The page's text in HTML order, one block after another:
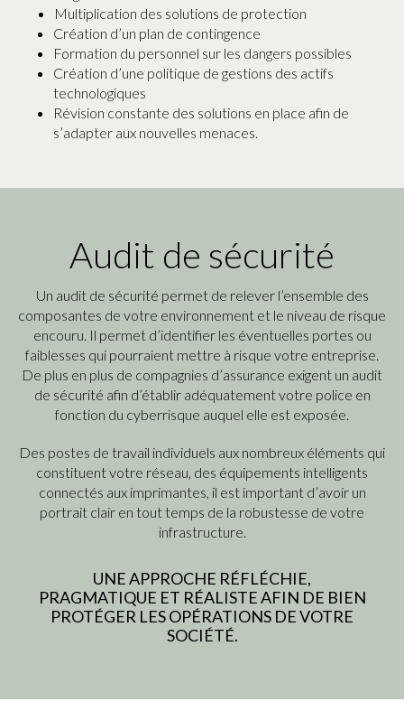
Multiplication des solutions de protection
Création d’un plan de contingence
Formation du personnel sur les dangers possibles
Création d’une politique de gestions des actifs
technologiques
Révision constante des solutions en place afin de
s’adapter aux nouvelles menaces.
Audit de sécurité
Un audit de sécurité permet de relever l’ensemble des
composantes de votre environnement et le niveau de risque
encouru. Il permet d’identifier les éventuelles portes ou
faiblesses qui pourraient mettre à risque votre entreprise.
De plus en plus de compagnies d’assurance exigent un audit
de sécurité afin d’établir adéquatement votre police en
fonction du cyberrisque auquel elle est exposée.
Des postes de travail individuels aux nombreux éléments qui
constituent votre réseau, des équipements intelligents
connectés aux imprimantes, il est important d’avoir un
portrait clair en tout temps de la robustesse de votre
infrastructure.
UNE APPROCHE RÉFLÉCHIE,
PRAGMATIQUE ET RÉALISTE AFIN DE BIEN
PROTÉGER LES OPÉRATIONS DE VOTRE
SOCIÉTÉ.